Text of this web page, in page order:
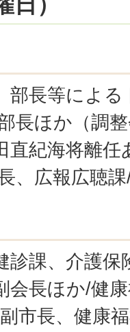
部長等によ
長ほか（調
直紀海将離
、広報広聴
診課、介護
会長ほか/健
市長、健康